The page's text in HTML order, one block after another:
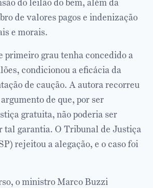
do leilão do bem, além da
de valores pagos e indenização
e morais.
primeiro grau tenha concedido a
condicionou a eficácia da
de caução. A autora recorreu
de que, por ser
gratuita, não poderia ser
tal garantia. O Tribunal de Justiça
rejeitou a alegação, e o caso foi
o ministro Marco Buzzi